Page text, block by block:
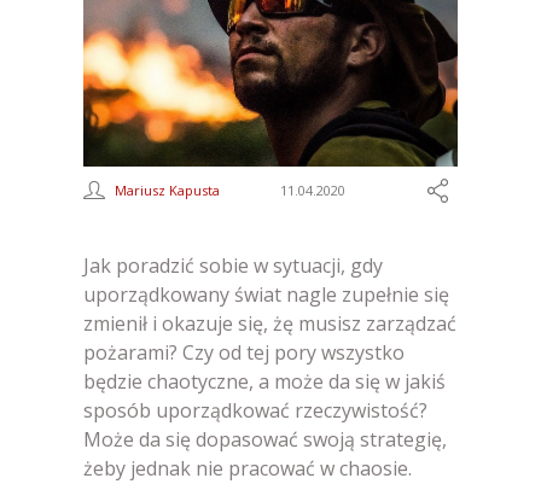
Mariusz Kapusta 11.04.2020
Jak poradzić sobie w sytuacji, gdy
uporządkowany świat nagle zupełnie się
zmienił i okazuje się, żę musisz zarządzać
pożarami? Czy od tej pory wszystko
będzie chaotyczne, a może da się w jakiś
sposób uporządkować rzeczywistość?
Może da się dopasować swoją strategię,
żeby jednak nie pracować w chaosie.